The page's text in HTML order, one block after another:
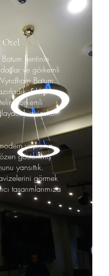
Otel
kentinin
ve görkemli
Batum
Şıklığı ve
görkemli
avizeler
yapısına
gösterilmiş
yansıttık.
görmek
tasarımlarımıza